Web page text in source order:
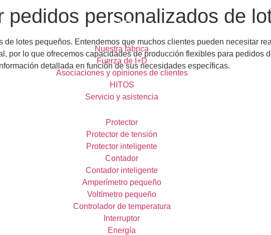
Casa
Acerca de ELEJG
Nuestra fábrica
Fuerza de I+D
Asociaciones y opiniones de clientes
HITOS
Servicio y asistencia
Protector
Protector de tensión
Protector inteligente
Contador
Contador inteligente
Amperímetro pequeño
Voltímetro pequeño
Controlador de temperatura
Interruptor
Energía
pedidos personalizados de
lotes pequeños. Entendemos que muchos clientes pueden necesitar
por lo que ofrecemos capacidades de producción flexibles para pedidos
detallada en función de sus necesidades específicas.
fabricante eléctrico de baja
técnico integral a todos los clientes. Ofrecemos cursos de
servicio posventa bien formado le prestará asistencia durante el